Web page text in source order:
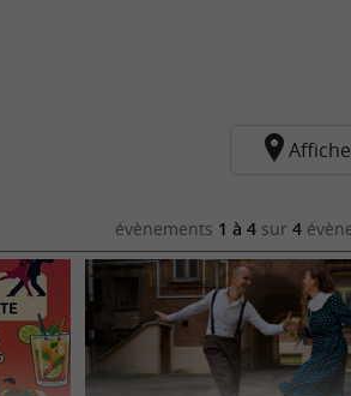
évènements 1 à 4 sur 4